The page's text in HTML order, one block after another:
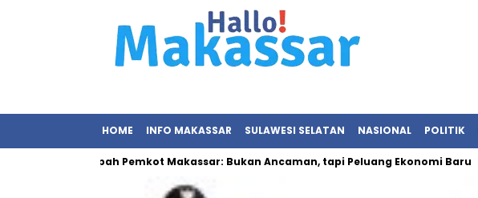
HOME INFO MAKASSAR SULAWESI SELATAN NASIONAL POLITIK
Sampah Pemkot Makassar: Bukan Ancaman, tapi Peluang Ekonomi Baru